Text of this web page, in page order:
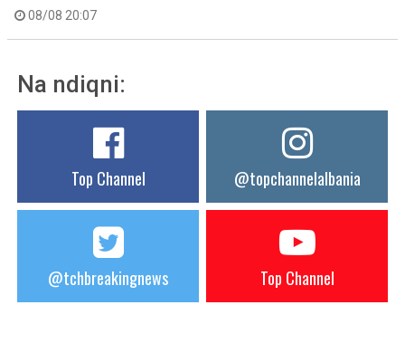
08/08 20:07
Na ndiqni:
Top Channel @topchannelalbania
@tchbreakingnews Top Channel